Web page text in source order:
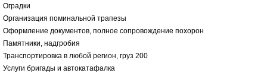
Оградки
Организация поминальной трапезы
Оформление документов, полное сопровождение похорон
Памятники, надгробия
Транспортировка в любой регион, груз 200
Услуги бригады и автокатафалка